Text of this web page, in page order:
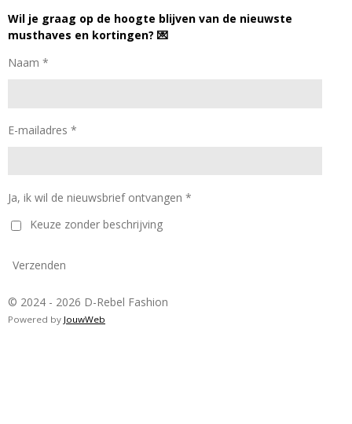
Wil je graag op de hoogte blijven van de nieuwste
musthaves en kortingen? 💌
Naam *
E-mailadres *
Ja, ik wil de nieuwsbrief ontvangen *
Keuze zonder beschrijving
Verzenden
© 2024 - 2026 D-Rebel Fashion
Powered by JouwWeb